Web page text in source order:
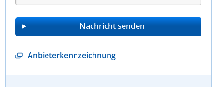
Anbieterkennzeichnung